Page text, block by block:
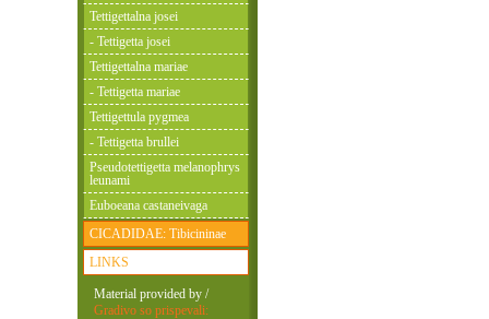
Tettigettalna josei
- Tettigetta josei
Tettigettalna mariae
- Tettigetta mariae
Tettigettula pygmea
- Tettigetta brullei
Pseudotettigetta melanophrys
leunami
Euboeana castaneivaga
CICADIDAE: Tibicininae
LINKS
Material provided by /
Gradivo so prispevali: